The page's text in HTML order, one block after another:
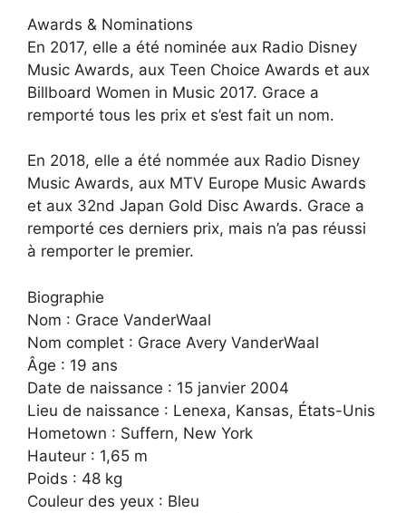
Awards & Nominations
En 2017, elle a été nominée aux Radio Disney
Music Awards, aux Teen Choice Awards et aux
Billboard Women in Music 2017. Grace a
remporté tous les prix et s’est fait un nom.
En 2018, elle a été nommée aux Radio Disney
Music Awards, aux MTV Europe Music Awards
et aux 32nd Japan Gold Disc Awards. Grace a
remporté ces derniers prix, mais n’a pas réussi
à remporter le premier.
Biographie
Nom : Grace VanderWaal
Nom complet : Grace Avery VanderWaal
Âge : 19 ans
Date de naissance : 15 janvier 2004
Lieu de naissance : Lenexa, Kansas, États-Unis
Hometown : Suffern, New York
Hauteur : 1,65 m
Poids : 48 kg
Couleur des yeux : Bleu